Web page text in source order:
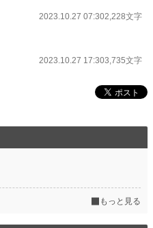
2023.10.27 07:302,228文字
2023.10.27 17:303,735文字
もっと見る